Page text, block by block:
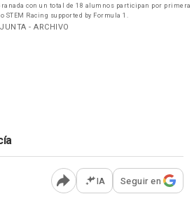
con un total de 18 alumnos participan por primera
STEM Racing supported by Formula 1.
- ARCHIVO
Abrir opciones para
IA Seguir en